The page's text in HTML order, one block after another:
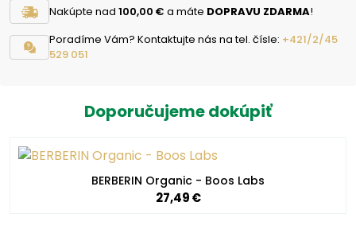
Nakúpte nad 100,00 € a máte DOPRAVU ZDARMA!
Poradíme Vám? Kontaktujte nás na tel. čísle: +421/2/45
529 051
Doporučujeme dokúpiť
BERBERIN Organic - Boos Labs
27,49 €